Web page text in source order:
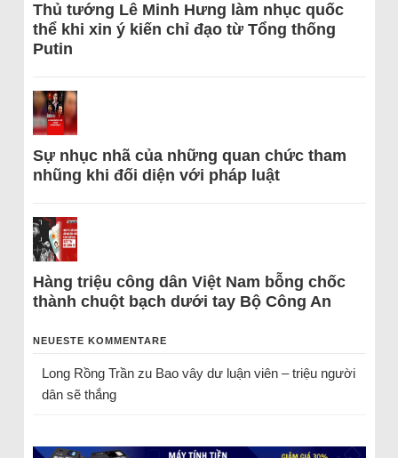
Thủ tướng Lê Minh Hưng làm nhục quốc
thể khi xin ý kiến chỉ đạo từ Tổng thống
Putin
Sự nhục nhã của những quan chức tham
nhũng khi đối diện với pháp luật
Hàng triệu công dân Việt Nam bỗng chốc
thành chuột bạch dưới tay Bộ Công An
NEUESTE KOMMENTARE
Long Rồng Trầnzu Bao vây dư luận viên – triệu người
dân sẽ thắng